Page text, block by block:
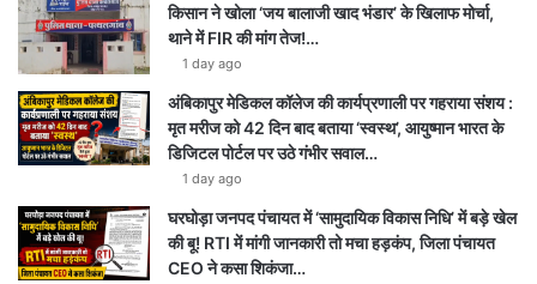
किसान ने खोला ‘जय बालाजी खाद भंडार’ के खिलाफ मोर्चा,
थाने में FIR की मांग तेज!…
1 day ago
अंबिकापुर मेडिकल कॉलेज की कार्यप्रणाली पर गहराया संशय :
मृत मरीज को 42 दिन बाद बताया ‘स्वस्थ’, आयुष्मान भारत के
डिजिटल पोर्टल पर उठे गंभीर सवाल…
1 day ago
घरघोड़ा जनपद पंचायत में ‘सामुदायिक विकास निधि’ में बड़े खेल
की बू! RTI में मांगी जानकारी तो मचा हड़कंप, जिला पंचायत
CEO ने कसा शिकंजा…